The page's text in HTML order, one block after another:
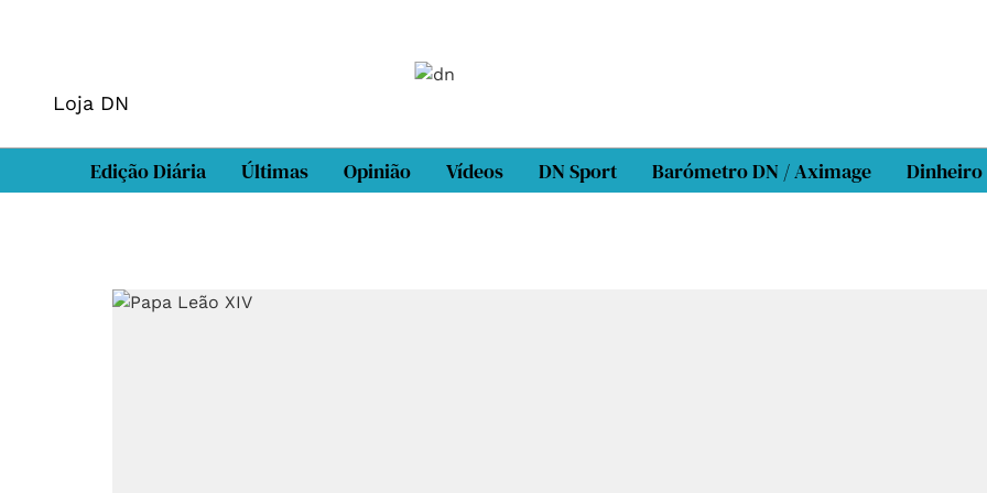
Loja DN
Edição Diária Últimas Opinião Vídeos DN Sport Barómetro DN / Aximage Dinheiro